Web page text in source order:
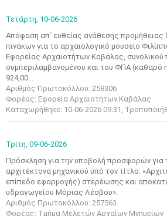
Τετάρτη, 10-06-2026
Απόφαση απ΄ ευθείας ανάθεσης προμήθειας
πινάκων για το αρχαιολογικό μουσείο
Εφορείας Αρχαιοτήτων Καβάλας, συνολικού
συμπεριλαμβανομένου και του ΦΠΑ (καθαρό
924,00...
Αριθμός Πρωτοκόλλου: 258306
Φορέας: Εφορεία Αρχαιοτήτων Καβάλας
Καταχωρήθηκε: 10-06-2026 09:31,
Τρίτη, 09-06-2026
Πρόσκληση για την υποβολή προσφορών για
αρχιτέκτονα μηχανικού υπό τον τίτλο:
επίπεδο εφαρμογής) στερέωσης και
υδραγωγείου Μόριας Λέσβου».
Αριθμός Πρωτοκόλλου: 257563
Φορέας: Τμήμα Μελετών Αρχαίων Μνημείων